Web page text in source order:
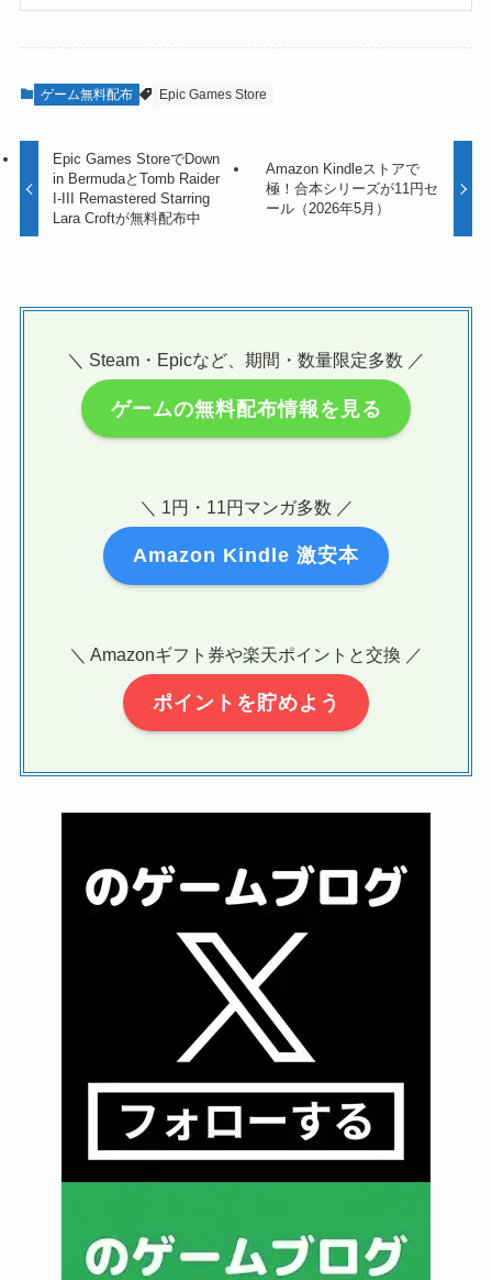
ゲーム無料配布 Epic Games Store
Epic Games StoreでDown
in BermudaとTomb Raider
I-III Remastered Starring
Lara Croftが無料配布中
Amazon Kindleストアで
極！合本シリーズが11円セ
ール（2026年5月）
＼ Steam・Epicなど、期間・数量限定多数 ／
ゲームの無料配布情報を見る
＼ 1円・11円マンガ多数 ／
Amazon Kindle 激安本
＼ Amazonギフト券や楽天ポイントと交換 ／
ポイントを貯めよう